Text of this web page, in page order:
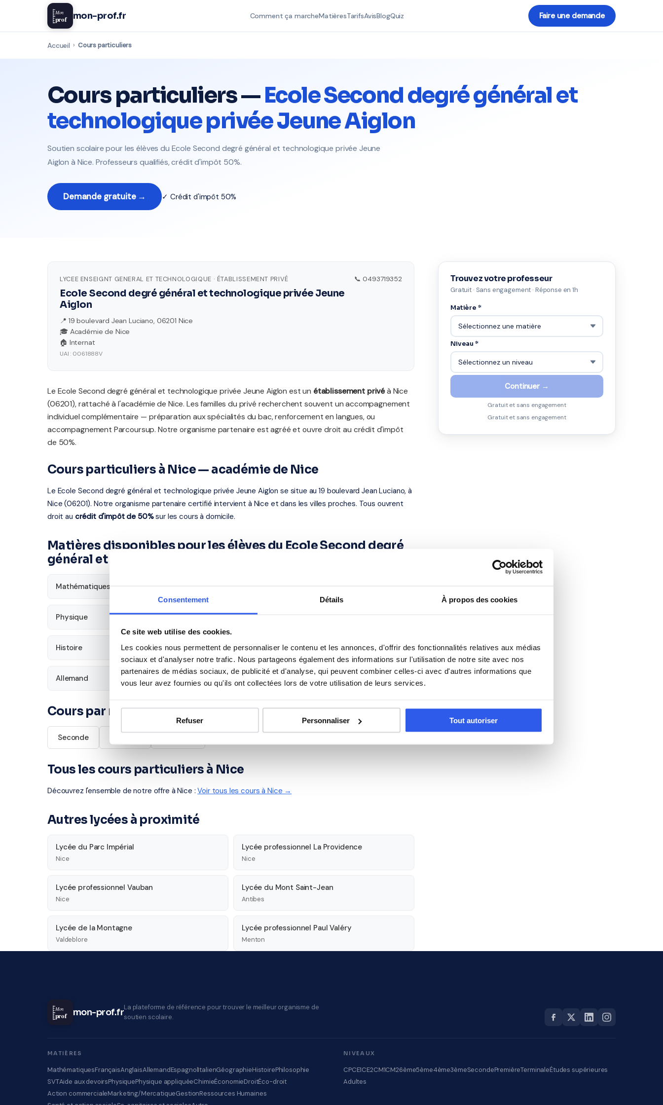
Consentement Détails À propos des cookies
Ce site web utilise des cookies.
Les cookies nous permettent de personnaliser le contenu et les annonces, d'offrir des fonctionnalités relatives aux médias
sociaux et d'analyser notre trafic. Nous partageons également des informations sur l'utilisation de notre site avec nos
partenaires de médias sociaux, de publicité et d'analyse, qui peuvent combiner celles-ci avec d'autres informations que
vous leur avez fournies ou qu'ils ont collectées lors de votre utilisation de leurs services.
Refuser Personnaliser Tout autoriser
Mon
prof mon-prof.fr Comment ça marcheMatièresTarifsAvisBlogQuiz Faire une demande
Accueil › Cours particuliers
Cours particuliers —Ecole Second degré général et
technologique privée Jeune Aiglon
Soutien scolaire pour les élèves du Ecole Second degré général et technologique privée Jeune
Aiglon à Nice. Professeurs qualifiés, crédit d'impôt 50%.
Demande gratuite → ✓ Crédit d'impôt 50%
LYCEE ENSEIGNT GENERAL ET TECHNOLOGIQUE · ÉTABLISSEMENT PRIVÉ
Ecole Second degré général et technologique privée Jeune
Aiglon
📍 19 boulevard Jean Luciano, 06201 Nice
🎓 Académie de Nice
🏠 Internat
UAI : 0061888V
📞 0493719352
Le Ecole Second degré général et technologique privée Jeune Aiglon est un établissement privéà Nice
(06201), rattaché à l'académie de Nice. Les familles du privé recherchent souvent un accompagnement
individuel complémentaire — préparation aux spécialités du bac, renforcement en langues, ou
accompagnement Parcoursup. Notre organisme partenaire est agréé et ouvre droit au crédit d'impôt
de 50%.
Cours particuliers à Nice — académie de Nice
Le Ecole Second degré général et technologique privée Jeune Aiglon se situe au 19 boulevard Jean Luciano, à
Nice (06201). Notre organisme partenaire certifié intervient à Nice et dans les villes proches. Tous ouvrent
droit au crédit d'impôt de 50%sur les cours à domicile.
Matières disponibles pour les élèves du Ecole Second degré
général et technologique privée Jeune Aiglon
Mathématiques
Physique SVT
Histoire Économie Espagnol
Allemand
Cours par niveau
Seconde
Tous les cours particuliers à Nice
Découvrez l'ensemble de notre offre à Nice :Voir tous les cours à Nice →
Autres lycées à proximité
Lycée du Parc Impérial
Nice
Lycée professionnel La Providence
Nice
Lycée professionnel Vauban
Nice
Lycée du Mont Saint-Jean
Antibes
Lycée de la Montagne
Valdeblore
Lycée professionnel Paul Valéry
Menton
Trouvez votre professeur
Gratuit · Sans engagement · Réponse en 1h
Matière *
Niveau *
Continuer →
Gratuit et sans engagement
Gratuit et sans engagement
Mon
prof mon-prof.frLa plateforme de référence pour trouver le meilleur organisme de
soutien scolaire.
MATIÈRES
MathématiquesFrançaisAnglaisAllemandEspagnolItalienGéographieHistoirePhilosophie
SVTAide aux devoirsPhysiquePhysique appliquéeChimieÉconomieDroitÉco-droit
Action commercialeMarketing/MercatiqueGestionRessources Humaines
NIVEAUX
CPCE1CE2CM1CM26ème5ème4ème3èmeSecondePremièreTerminaleÉtudes supérieures
Adultes